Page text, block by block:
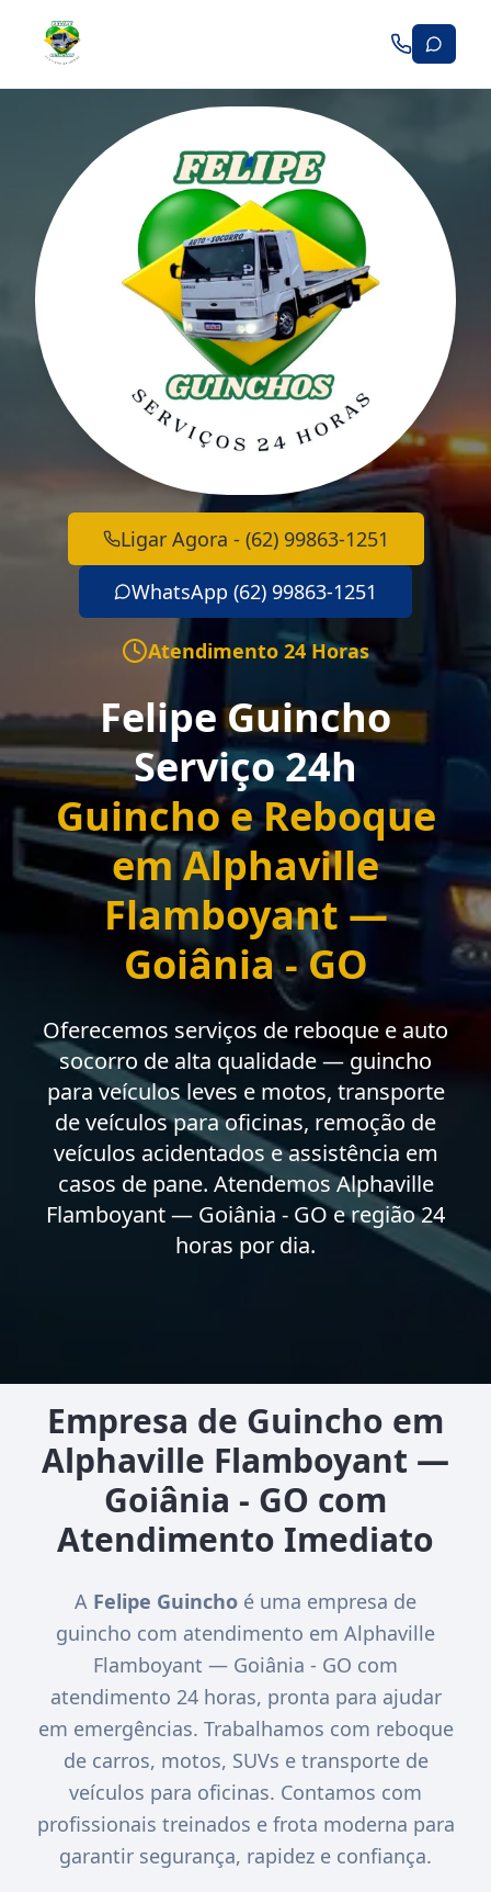
Ligar Agora - (62) 99863-1251
WhatsApp (62) 99863-1251
Atendimento 24 Horas
Felipe Guincho
Serviço 24h
Guincho e Reboque
em Alphaville
Flamboyant —
Goiânia - GO
Oferecemos serviços de reboque e auto
socorro de alta qualidade — guincho
para veículos leves e motos, transporte
de veículos para oficinas, remoção de
veículos acidentados e assistência em
casos de pane. Atendemos Alphaville
Flamboyant — Goiânia - GO e região 24
horas por dia.
Empresa de Guincho em
Alphaville Flamboyant —
Goiânia - GO com
Atendimento Imediato
A Felipe Guincho é uma empresa de
guincho com atendimento em Alphaville
Flamboyant — Goiânia - GO com
atendimento 24 horas, pronta para ajudar
em emergências. Trabalhamos com reboque
de carros, motos, SUVs e transporte de
veículos para oficinas. Contamos com
profissionais treinados e frota moderna para
garantir segurança, rapidez e confiança.